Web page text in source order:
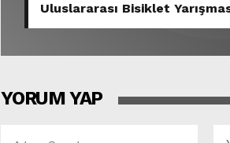
Uluslararası Bisiklet
YORUM YAP